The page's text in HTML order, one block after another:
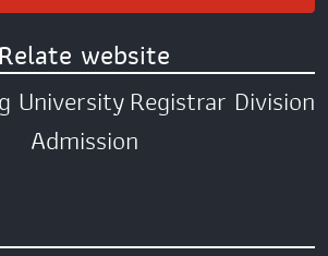
Relate website
UniversityRegistrar Division
Admission